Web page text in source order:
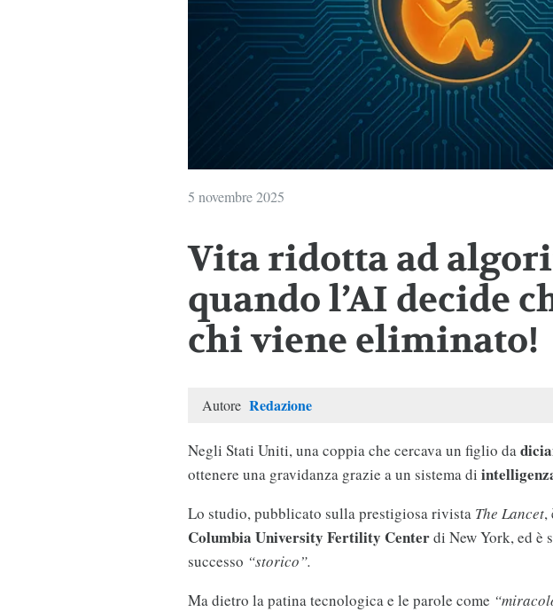
5 novembre 2025
Vita ridotta ad
quando l’AI decide
chi viene eliminato!
Autore Redazione
Negli Stati Uniti, una coppia che cercava un figlio da
ottenere una gravidanza grazie a un sistema di
Lo studio, pubblicato sulla prestigiosa rivista The Lancet,
Columbia University Fertility Centerdi New York, ed è
successo “storico”.
Ma dietro la patina tecnologica e le parole come